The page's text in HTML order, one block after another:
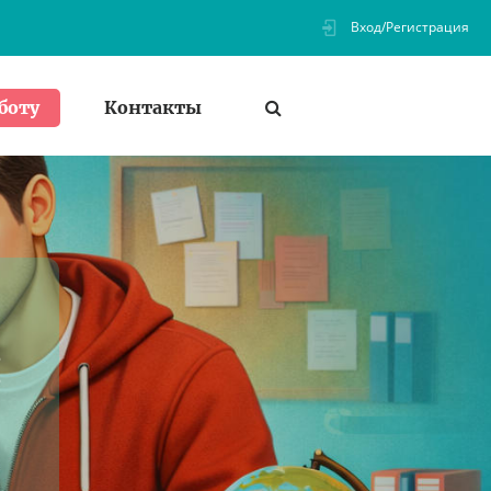
Вход/Регистрация
Контакты